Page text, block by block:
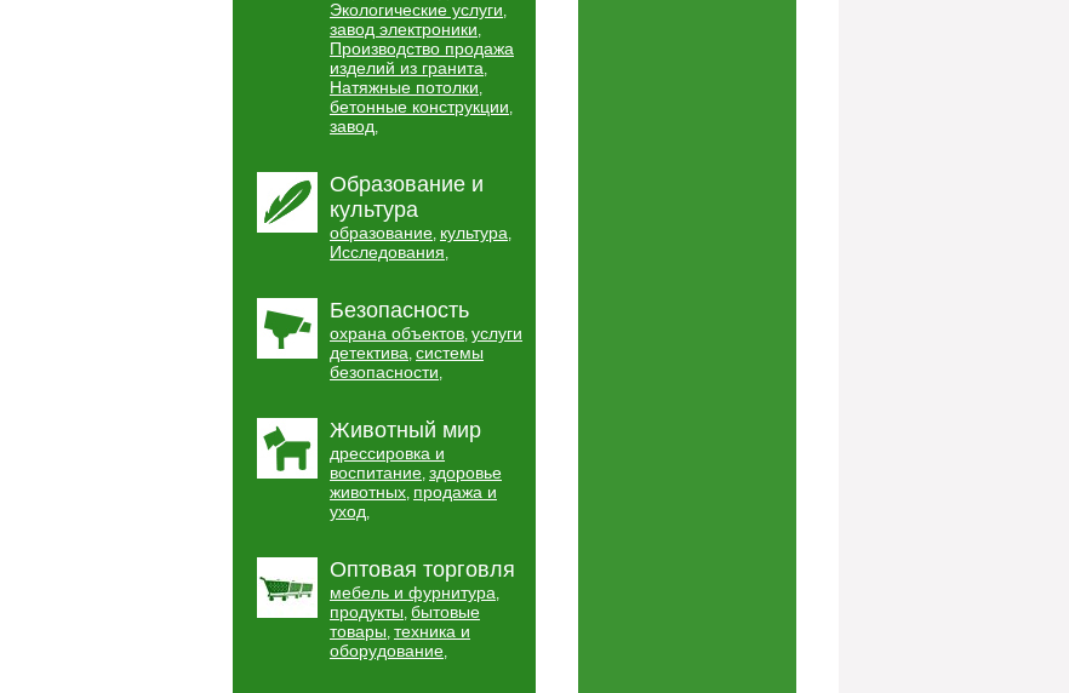
Экологические услуги,
завод электроники,
Производство продажа
изделий из гранита,
Натяжные потолки,
бетонные конструкции,
завод,
Образование и
культура
образование, культура,
Исследования,
Безопасность
охрана объектов, услуги
детектива, системы
безопасности,
Животный мир
дрессировка и
воспитание, здоровье
животных, продажа и
уход,
Оптовая торговля
мебель и фурнитура,
продукты, бытовые
товары, техника и
оборудование,